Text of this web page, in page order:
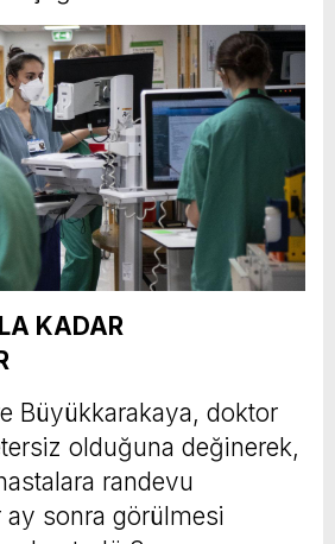
KADAR
Büyükkarakaya, doktor
olduğuna değinerek,
randevu
sonra görülmesi